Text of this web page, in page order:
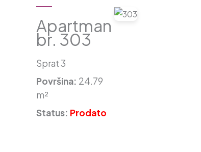
Apartman
br. 303
Sprat 3
Površina: 24.79
m²
Status: Prodato